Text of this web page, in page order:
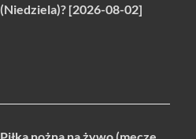
(Niedziela)? [2026-08-02]